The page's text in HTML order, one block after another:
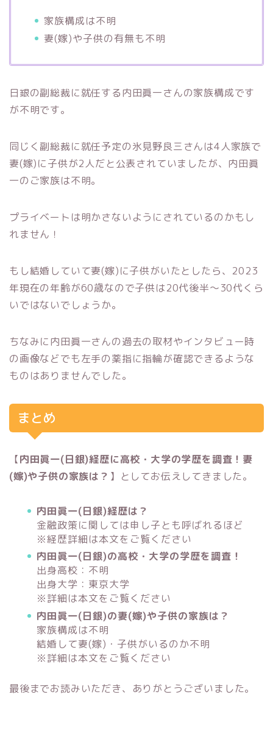
家族構成は不明
妻(嫁)や子供の有無も不明
日銀の副総裁に就任する内田眞一さんの家族構成です
が不明です。
同じく副総裁に就任予定の氷見野良三さんは4人家族で
妻(嫁)に子供が2人だと公表されていましたが、内田眞
一のご家族は不明。
プライベートは明かさないようにされているのかもし
れません！
もし結婚していて妻(嫁)に子供がいたとしたら、2023
年現在の年齢が60歳なので子供は20代後半〜30代くら
いではないでしょうか。
ちなみに内田眞一さんの過去の取材やインタビュー時
の画像などでも左手の薬指に指輪が確認できるような
ものはありませんでした。
まとめ
【内田眞一(日銀)経歴に高校・大学の学歴を調査！妻
(嫁)や子供の家族は？ 】としてお伝えしてきました。
内田眞一(日銀)経歴は？
金融政策に関しては申し子とも呼ばれるほど
※経歴詳細は本文をご覧ください
内田眞一(日銀)の高校・大学の学歴を調査！
出身高校：不明
出身大学：東京大学
※詳細は本文をご覧ください
内田眞一(日銀)の妻(嫁)や子供の家族は？
家族構成は不明
結婚して妻(嫁)・子供がいるのか不明
※詳細は本文をご覧ください
最後までお読みいただき、ありがとうございました。